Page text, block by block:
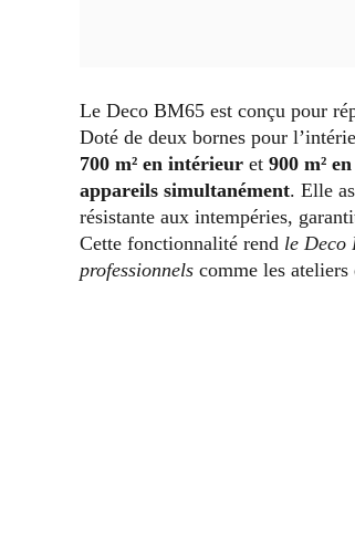
Le Deco BM65 est conçu pour
Doté de deux bornes pour
700 m² en intérieur et 900 m²
appareils simultanément. Elle
résistante aux intempéries,
Cette fonctionnalité rend le Deco
professionnels comme les ateliers